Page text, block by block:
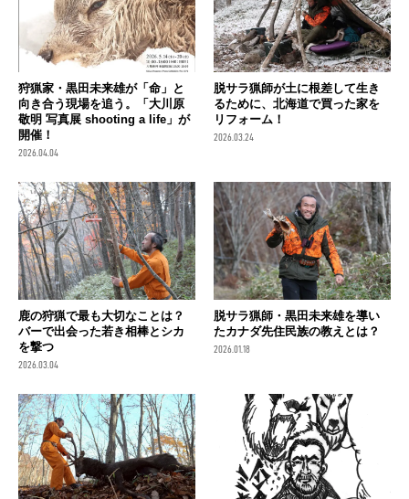
狩猟家・黒田未来雄が「命」と
向き合う現場を追う。「大川原
敬明 写真展 shooting a life」が
開催！
2026.04.04
脱サラ猟師が土に根差して生き
るために、北海道で買った家を
リフォーム！
2026.03.24
鹿の狩猟で最も大切なことは？
バーで出会った若き相棒とシカ
を撃つ
2026.03.04
脱サラ猟師・黒田未来雄を導い
たカナダ先住民族の教えとは？
2026.01.18